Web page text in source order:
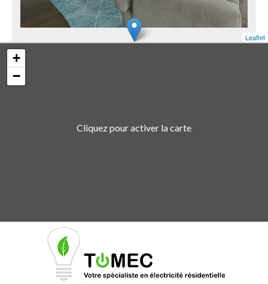
Cliquez pour activer la carte
+
−
Leaflet